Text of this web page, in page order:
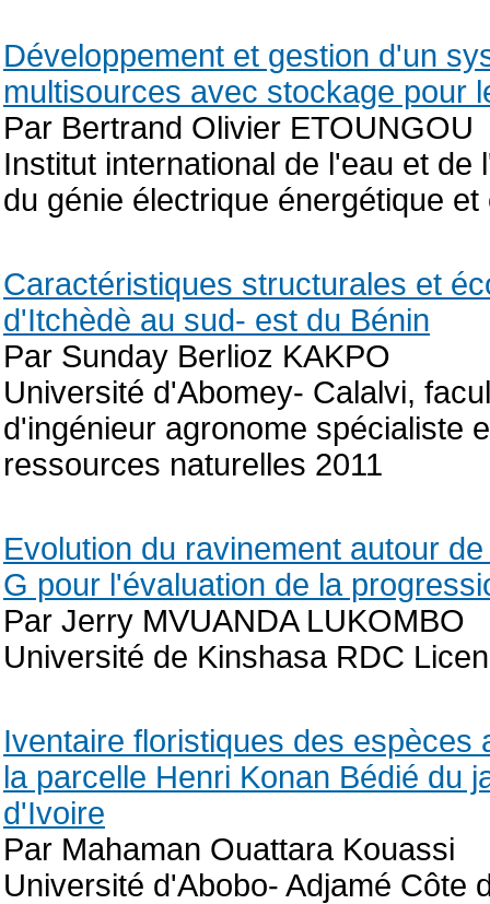
Développement et gestion d'un
multisources avec stockage pour
Par Bertrand Olivier ETOUNGOU
Institut international de l'eau et
du génie électrique énergétique
Caractéristiques structurales et
d'Itchèdè au sud- est du Bénin
Par Sunday Berlioz KAKPO
Université d'Abomey- Calalvi,
d'ingénieur agronome spécialiste
ressources naturelles 2011
Evolution du ravinement autour
G pour l'évaluation de la
Par Jerry MVUANDA LUKOMBO
Université de Kinshasa RDC
Iventaire floristiques des
la parcelle Henri Konan Bédié du
d'Ivoire
Par Mahaman Ouattara Kouassi
Université d'Abobo- Adjamé Côte